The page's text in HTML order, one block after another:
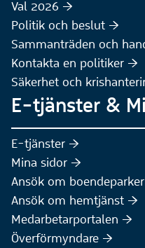
Val 2026 :höger:
Politik och beslut :höger:
Sammanträden och
Kontakta en politiker :höger:
Säkerhet och krishantering
E-tjänster &
E-tjänster :höger:
Mina sidor :höger:
Ansök om boendeparkering
Ansök om hemtjänst :höger:
Medarbetarportalen :höger:
Överförmyndare :höger: